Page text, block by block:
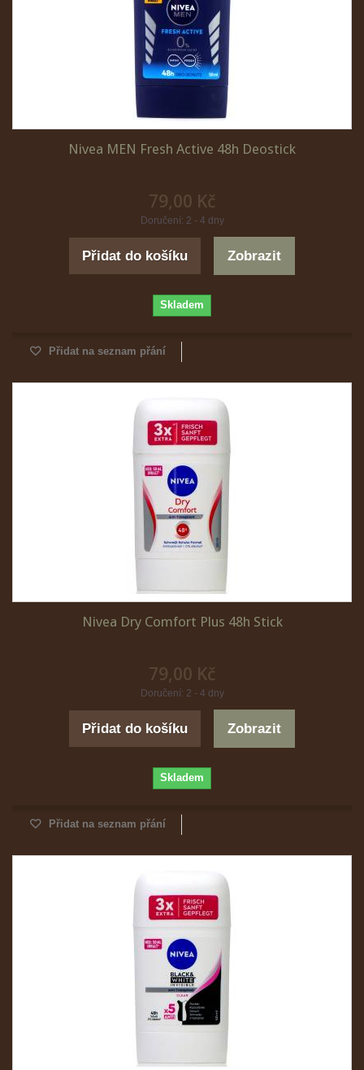
Nivea MEN Fresh Active 48h Deostick
79,00 Kč
Doručení: 2 - 4 dny
Přidat do košíku Zobrazit
Skladem
Přidat na seznam přání
Nivea Dry Comfort Plus 48h Stick
79,00 Kč
Doručení: 2 - 4 dny
Přidat do košíku Zobrazit
Skladem
Přidat na seznam přání